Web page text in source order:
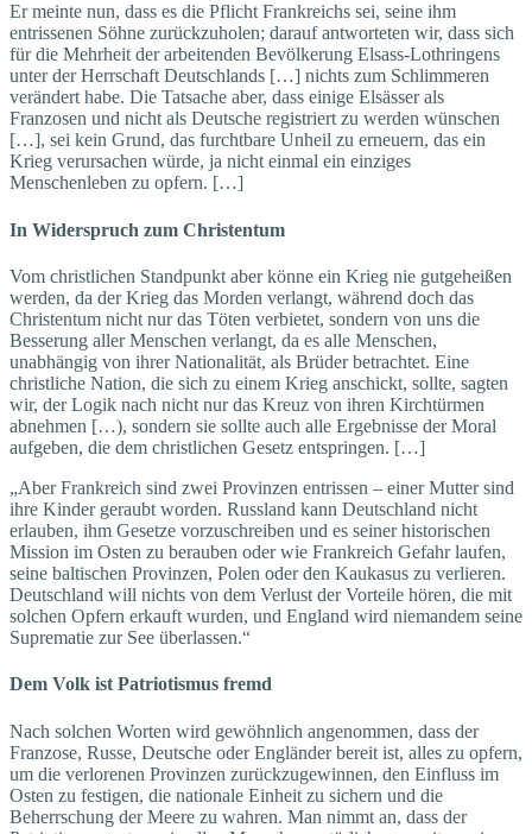
Er meinte nun, dass es die Pflicht Frankreichs sei, seine ihm
entrissenen Söhne zurückzuholen; darauf antworteten wir, dass sich
für die Mehrheit der arbeitenden Bevölkerung Elsass-Lothringens
unter der Herrschaft Deutschlands […] nichts zum Schlimmeren
verändert habe. Die Tatsache aber, dass einige Elsässer als
Franzosen und nicht als Deutsche registriert zu werden wünschen
[…], sei kein Grund, das furchtbare Unheil zu erneuern, das ein
Krieg verursachen würde, ja nicht einmal ein einziges
Menschenleben zu opfern. […]
In Widerspruch zum Christentum
Vom christlichen Standpunkt aber könne ein Krieg nie gutgeheißen
werden, da der Krieg das Morden verlangt, während doch das
Christentum nicht nur das Töten verbietet, sondern von uns die
Besserung aller Menschen verlangt, da es alle Menschen,
unabhängig von ihrer Nationalität, als Brüder betrachtet. Eine
christliche Nation, die sich zu einem Krieg anschickt, sollte, sagten
wir, der Logik nach nicht nur das Kreuz von ihren Kirchtürmen
abnehmen […), sondern sie sollte auch alle Ergebnisse der Moral
aufgeben, die dem christlichen Gesetz entspringen. […]
„Aber Frankreich sind zwei Provinzen entrissen – einer Mutter sind
ihre Kinder geraubt worden. Russland kann Deutschland nicht
erlauben, ihm Gesetze vorzuschreiben und es seiner historischen
Mission im Osten zu berauben oder wie Frankreich Gefahr laufen,
seine baltischen Provinzen, Polen oder den Kaukasus zu verlieren.
Deutschland will nichts von dem Verlust der Vorteile hören, die mit
solchen Opfern erkauft wurden, und England wird niemandem seine
Suprematie zur See überlassen.“
Dem Volk ist Patriotismus fremd
Nach solchen Worten wird gewöhnlich angenommen, dass der
Franzose, Russe, Deutsche oder Engländer bereit ist, alles zu opfern,
um die verlorenen Provinzen zurückzugewinnen, den Einfluss im
Osten zu festigen, die nationale Einheit zu sichern und die
Beherrschung der Meere zu wahren. Man nimmt an, dass der